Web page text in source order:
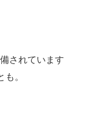
されています
。